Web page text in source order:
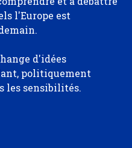
l'Europe est
d'idées
politiquement
les sensibilités.